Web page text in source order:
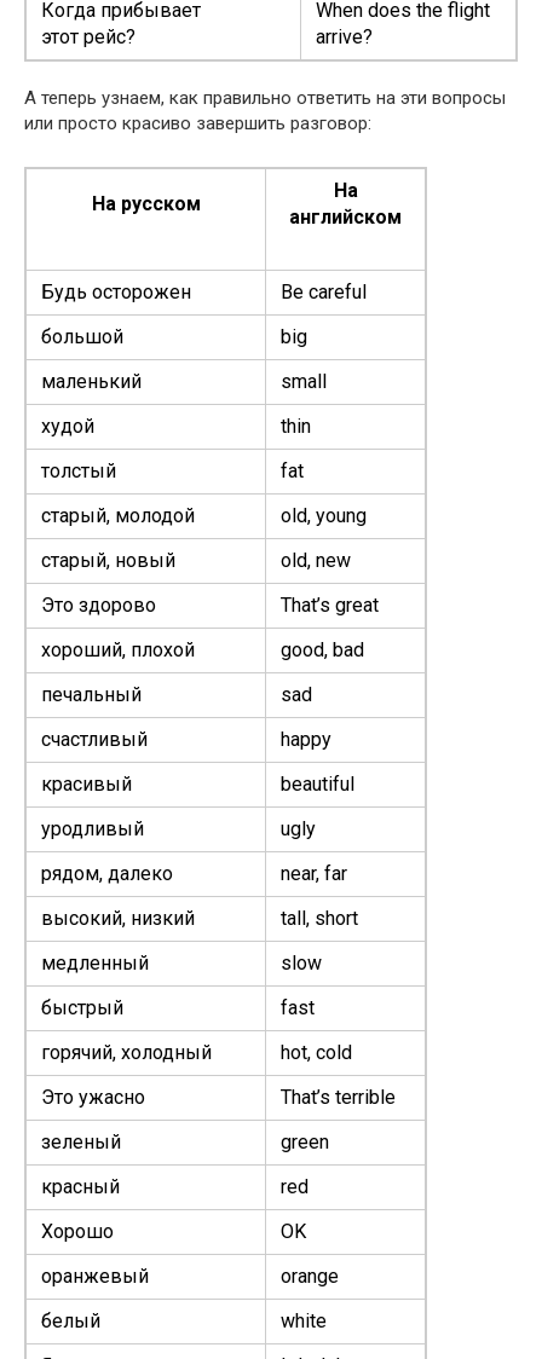
Когда прибывает
этот рейс?
When does the flight
arrive?
А теперь узнаем, как правильно ответить на эти вопросы
или просто красиво завершить разговор:
На русском
На
английском
Будь осторожен
Be care­ful
большой
big
маленький
small
худой
thin
толстый
fat
старый, молодой
old, young
старый, новый
old, new
Это здорово
That’s great
хороший, плохой
good, bad
печальный
sad
счастливый
hap­py
красивый
beau­ti­ful
уродливый
ugly
рядом, далеко
near, far
высокий, низкий
tall, short
медленный
slow
быстрый
fast
горячий, холодный
hot, cold
Это ужасно
That’s ter­ri­ble
зеленый
green
красный
red
Хорошо
OK
оранжевый
orange
белый
white